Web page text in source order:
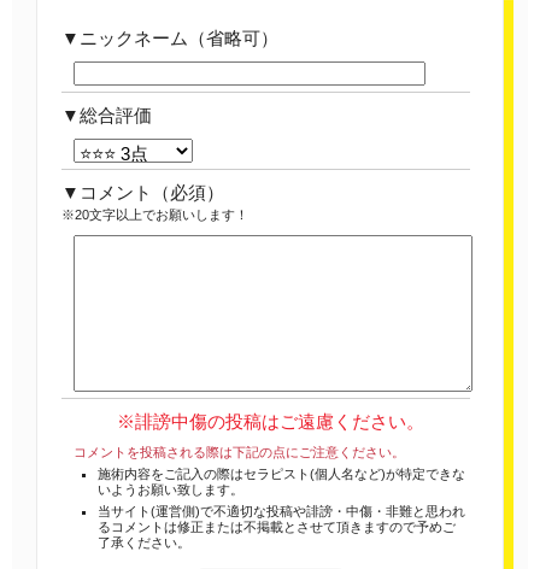
ニックネーム（省略可）
総合評価
コメント （必須）
※20文字以上でお願いします！
※誹謗中傷の投稿はご遠慮ください。
コメントを投稿される際は下記の点にご注意ください。
施術内容をご記入の際はセラピスト(個人名など)が特定できな
いようお願い致します。
当サイト(運営側)で不適切な投稿や誹謗・中傷・非難と思われ
るコメントは修正または不掲載とさせて頂きますので予めご
了承ください。